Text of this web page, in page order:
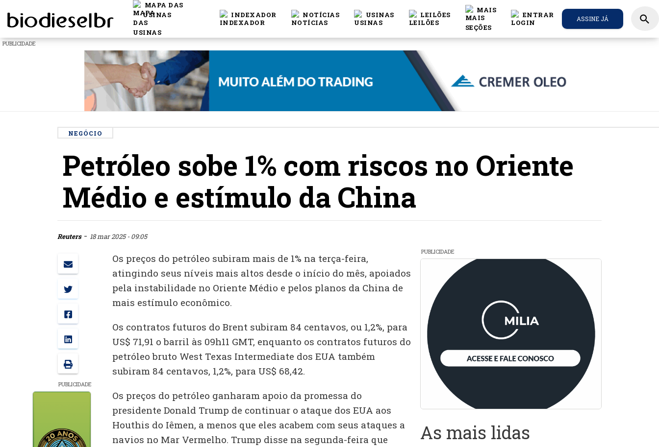
MAPA DAS
USINAS
INDEXADOR NOTÍCIAS USINAS LEILÕES
MAIS
ENTRAR ASSINE JÁ search
PUBLICIDADE
NEGÓCIO
Petróleo sobe 1% com riscos no Oriente
Médio e estímulo da China
Reuters- 18 mar 2025 - 09:05
PUBLICIDADE
Os preços do petróleo subiram mais de 1% na terça-feira,
atingindo seus níveis mais altos desde o início do mês, apoiados
pela instabilidade no Oriente Médio e pelos planos da China de
mais estímulo econômico.
Os contratos futuros do Brent subiram 84 centavos, ou 1,2%, para
US$ 71,91 o barril às 09h11 GMT, enquanto os contratos futuros do
petróleo bruto West Texas Intermediate dos EUA também
subiram 84 centavos, 1,2%, para US$ 68,42.
Os preços do petróleo ganharam apoio da promessa do
presidente Donald Trump de continuar o ataque dos EUA aos
Houthis do Iêmen, a menos que eles acabem com seus ataques a
navios no Mar Vermelho. Trump disse na segunda-feira que
PUBLICIDADE
As mais lidas